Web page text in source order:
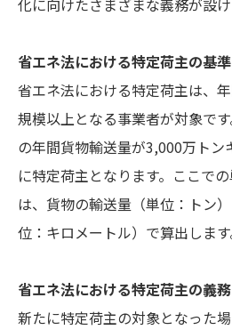
化に向けたさまざまな義務が設け
省エネ法における特定荷主の基準
省エネ法における特定荷主は、
規模以上となる事業者が対象で
の年間貨物輸送量が3,000万トン
に特定荷主となります。ここで
は、貨物の輸送量（単位：トン
位：キロメートル）で算出します
省エネ法における特定荷主の義務
新たに特定荷主の対象となった